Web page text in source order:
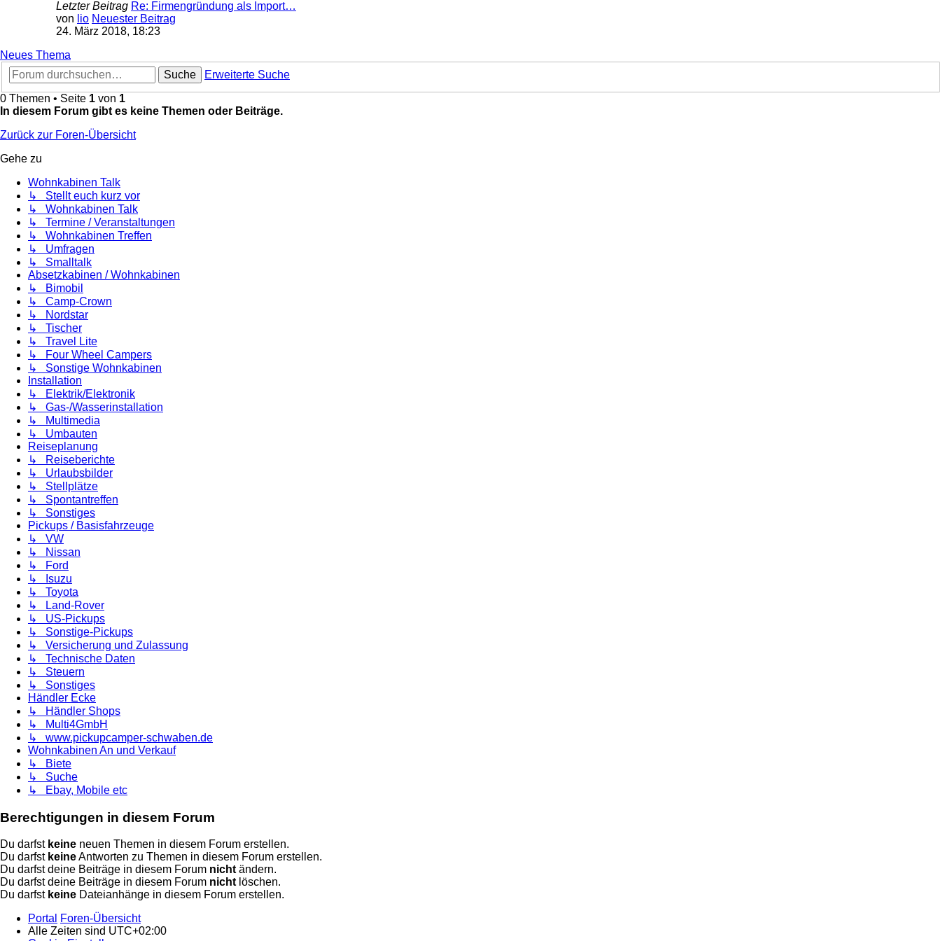
Letzter Beitrag Re: Firmengründung als Import…
von lio Neuester Beitrag
24. März 2018, 18:23
Neues Thema
Suche
Erweiterte Suche
0 Themen • Seite 1 von 1
In diesem Forum gibt es keine Themen oder Beiträge.
Zurück zur Foren-Übersicht
Gehe zu
Wohnkabinen Talk
↳ Stellt euch kurz vor
↳ Wohnkabinen Talk
↳ Termine / Veranstaltungen
↳ Wohnkabinen Treffen
↳ Umfragen
↳ Smalltalk
Absetzkabinen / Wohnkabinen
↳ Bimobil
↳ Camp-Crown
↳ Nordstar
↳ Tischer
↳ Travel Lite
↳ Four Wheel Campers
↳ Sonstige Wohnkabinen
Installation
↳ Elektrik/Elektronik
↳ Gas-/Wasserinstallation
↳ Multimedia
↳ Umbauten
Reiseplanung
↳ Reiseberichte
↳ Urlaubsbilder
↳ Stellplätze
↳ Spontantreffen
↳ Sonstiges
Pickups / Basisfahrzeuge
↳ VW
↳ Nissan
↳ Ford
↳ Isuzu
↳ Toyota
↳ Land-Rover
↳ US-Pickups
↳ Sonstige-Pickups
↳ Versicherung und Zulassung
↳ Technische Daten
↳ Steuern
↳ Sonstiges
Händler Ecke
↳ Händler Shops
↳ Multi4GmbH
↳ www.pickupcamper-schwaben.de
Wohnkabinen An und Verkauf
↳ Biete
↳ Suche
↳ Ebay, Mobile etc
Berechtigungen in diesem Forum
Du darfst keine neuen Themen in diesem Forum erstellen.
Du darfst keineAntworten zu Themen in diesem Forum erstellen.
Du darfst deine Beiträge in diesem Forum nichtändern.
Du darfst deine Beiträge in diesem Forum nichtlöschen.
Du darfst keine Dateianhänge in diesem Forum erstellen.
Portal Foren-Übersicht
Alle Zeiten sind UTC+02:00